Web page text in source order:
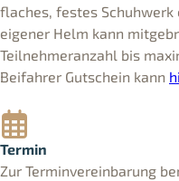
flaches, festes
eigener Helm kann
Teilnehmeranzahl bis
Beifahrer Gutschein kann
Termin
Zur Terminvereinbarung